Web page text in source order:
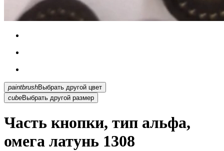
paintbrush
Выбрать другой цвет
cubeВыбрать другой размер
Часть кнопки, тип альфа,
омега латунь 1308